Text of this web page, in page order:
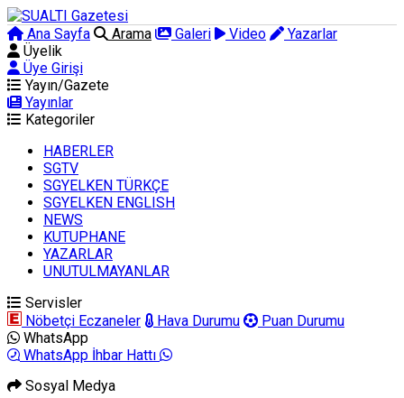
Ana Sayfa Arama Galeri Video
Yazarlar
Üyelik
Üye Girişi
Yayın/Gazete
Yayınlar
Kategoriler
HABERLER
SGTV
SGYELKEN TÜRKÇE
SGYELKEN ENGLISH
NEWS
KUTUPHANE
YAZARLAR
UNUTULMAYANLAR
Servisler
Nöbetçi Eczaneler
Hava Durumu
Puan Durumu
WhatsApp
WhatsApp İhbar Hattı
Sosyal Medya